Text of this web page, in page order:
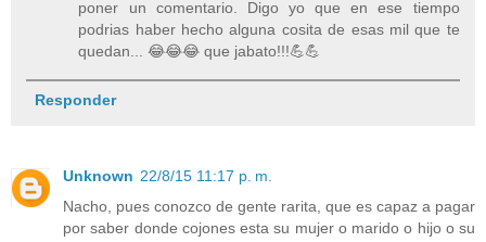
poner un comentario. Digo yo que en ese tiempo
podrias haber hecho alguna cosita de esas mil que te
quedan... 😂😂😂 que jabato!!!💪💪
Responder
Unknown 22/8/15 11:17 p. m.
Nacho, pues conozco de gente rarita, que es capaz a pagar
por saber donde cojones esta su mujer o marido o hijo o su